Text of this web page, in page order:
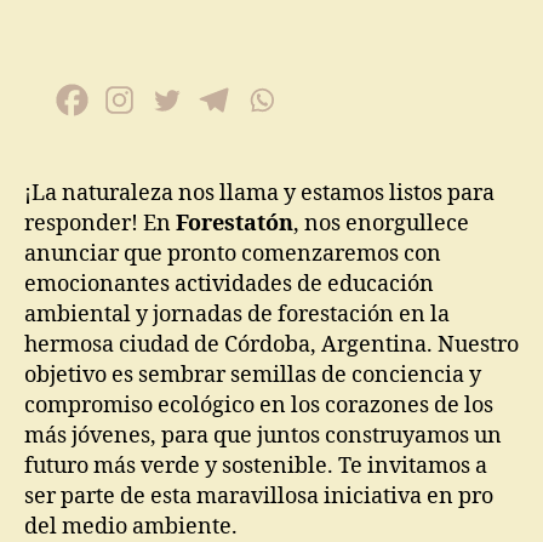
¡La naturaleza nos llama y estamos listos para
responder! EnForestatón, nos enorgullece
anunciar que pronto comenzaremos con
emocionantes actividades de educación
ambiental y jornadas de forestación en la
hermosa ciudad de Córdoba, Argentina. Nuestro
objetivo es sembrar semillas de conciencia y
compromiso ecológico en los corazones de los
más jóvenes, para que juntos construyamos un
futuro más verde y sostenible. Te invitamos a
ser parte de esta maravillosa iniciativa en pro
del medio ambiente.